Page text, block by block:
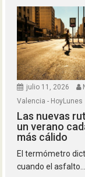
julio 11, 2026
Valencia - HoyLunes
Las nuevas
un verano
más cálido
El termómetro
cuando el asfalto...